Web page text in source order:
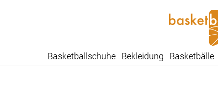
Basketballschuhe Bekleidung Basketbälle